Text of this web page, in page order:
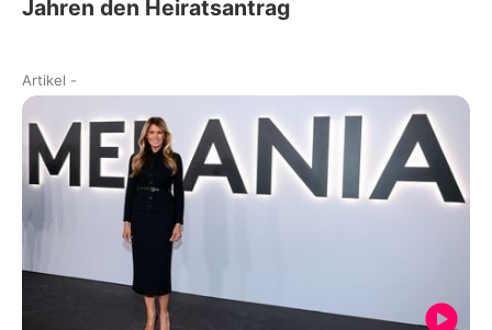
Jahren den Heiratsantrag
Artikel -